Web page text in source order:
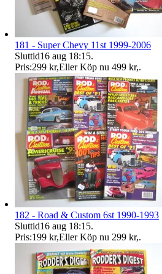
181 - Super Chevy 11st 1999-2006
Sluttid16 aug 18:15.
Pris:299 kr,Eller Köp nu 499 kr,.
182 - Road & Custom 6st 1990-1993
Sluttid16 aug 18:15.
Pris:199 kr,Eller Köp nu 299 kr,.